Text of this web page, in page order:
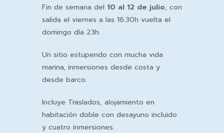
Fin de semana del 10 al 12 de julio, con
salida el viernes a las 16:30h vuelta el
domingo día 23h.
Un sitio estupendo con mucha vida
marina, inmersiones desde costa y
desde barco.
Incluye Traslados, alojamiento en
habitación doble con desayuno incluido
y cuatro inmersiones.